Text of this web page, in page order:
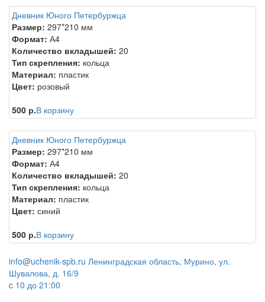
Дневник Юного Петербуржца
Размер: 297*210 мм
Формат: А4
Количество вкладышей: 20
Тип скрепления: кольца
Материал: пластик
Цвет: розовый
500 р.В корзину
Дневник Юного Петербуржца
Размер: 297*210 мм
Формат: А4
Количество вкладышей: 20
Тип скрепления: кольца
Материал: пластик
Цвет: синий
500 р.В корзину
info@uchenik-spb.ru Ленинградская область, Мурино, ул.
Шувалова, д. 16/9
c 10 до 21:00